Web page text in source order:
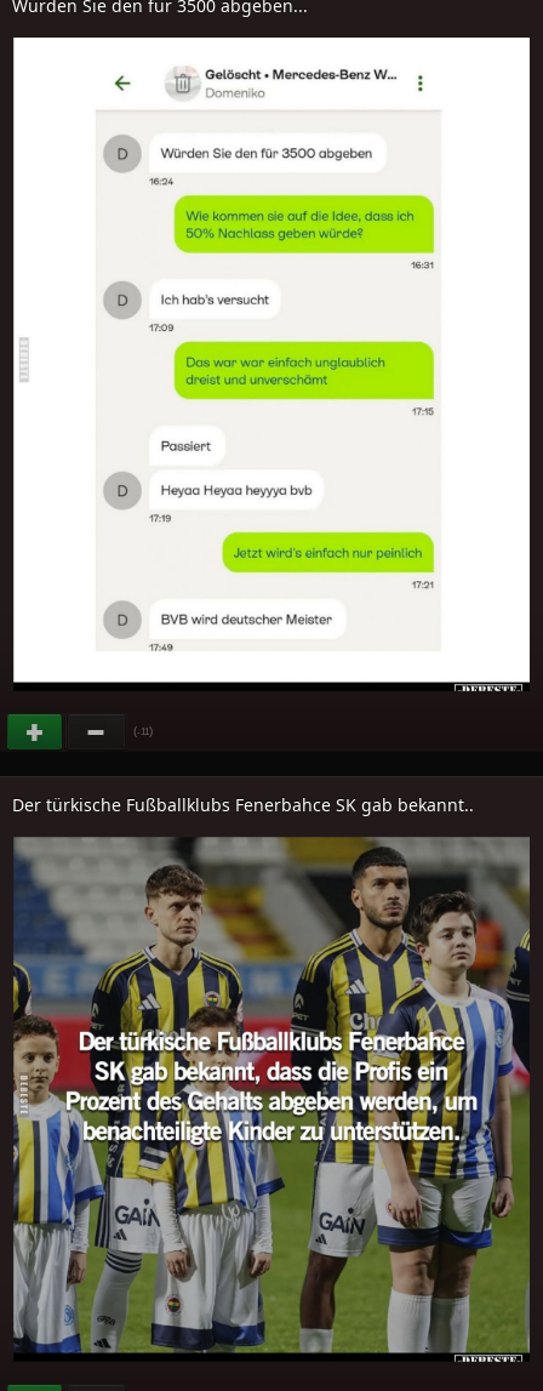
Würden Sie den für 3500 abgeben...
(-11)
Der türkische Fußballklubs Fenerbahce SK gab bekannt..